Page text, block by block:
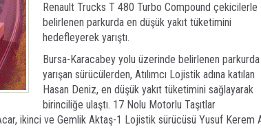
Renault Trucks T 480 Turbo Compound çekicilerle
belirlenen parkurda en düşük yakıt tüketimini
hedefleyerek yarıştı.
Bursa-Karacabey yolu üzerinde belirlenen parkurda
yarışan sürücülerden, Atılımcı Lojistik adına katılan
Hasan Deniz, en düşük yakıt tüketimini sağlayarak
birinciliğe ulaştı. 17 Nolu Motorlu Taşıtlar
ikinci ve Gemlik Aktaş-1 Lojistik sürücüsü Yusuf Kerem